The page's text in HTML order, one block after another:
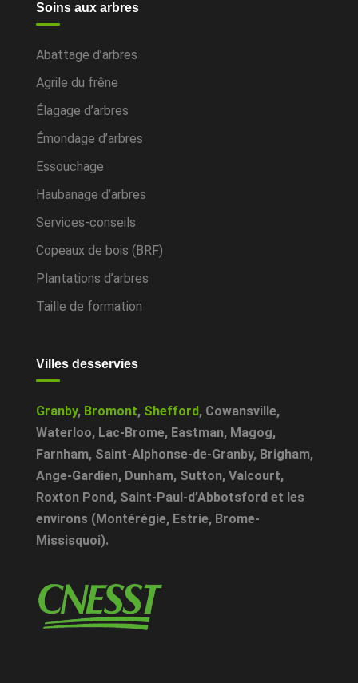
Soins aux arbres
Abattage d’arbres
Agrile du frêne
Élagage d’arbres
Émondage d’arbres
Essouchage
Haubanage d’arbres
Services-conseils
Copeaux de bois (BRF)
Plantations d’arbres
Taille de formation
Villes desservies
Granby, Bromont, Shefford, Cowansville,
Waterloo, Lac-Brome, Eastman, Magog,
Farnham, Saint-Alphonse-de-Granby, Brigham,
Ange-Gardien, Dunham, Sutton, Valcourt,
Roxton Pond , Saint-Paul-d’Abbotsford et les
environs (Montérégie, Estrie, Brome-
Missisquoi).